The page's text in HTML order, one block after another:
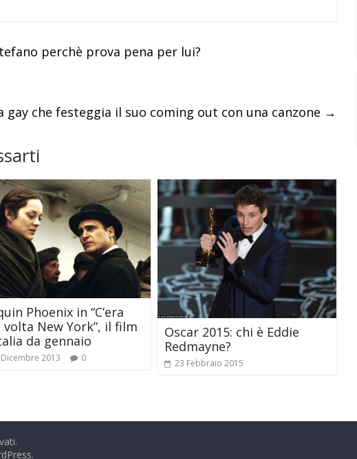
perchè prova pena per lui?
gay che festeggia il suo coming out con una canzone →
Phoenix in “C’era
volta New York”, il film
da gennaio
2013 0
Oscar 2015: chi è Eddie
Redmayne?
23 Febbraio 2015
.